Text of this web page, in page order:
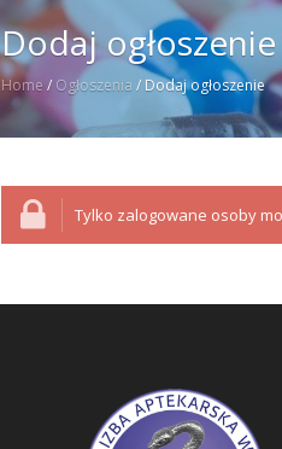
Dodaj ogłoszenie
Home / Ogłoszenia / Dodaj ogłoszenie
Tylko zalogowane osoby